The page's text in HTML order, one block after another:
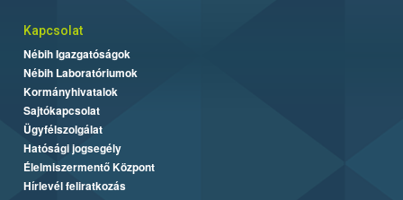
Kapcsolat
Nébih Igazgatóságok
Nébih Laboratóriumok
Kormányhivatalok
Sajtókapcsolat
Ügyfélszolgálat
Hatósági jogsegély
Élelmiszermentő Központ
Hírlevél feliratkozás